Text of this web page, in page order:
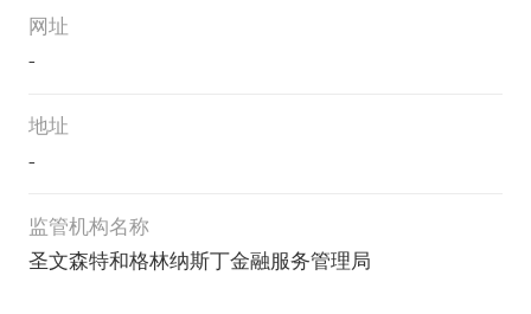
网址
-
地址
-
监管机构名称
圣文森特和格林纳斯丁金融服务管理局